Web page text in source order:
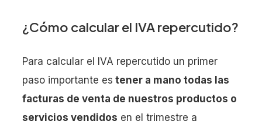
¿Cómo calcular el IVA repercutido?
Para calcular el IVA repercutido un primer
paso importante es tener a mano todas las
facturas de venta de nuestros productos o
servicios vendidos en el trimestre a